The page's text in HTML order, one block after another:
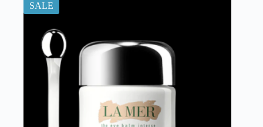
SALE